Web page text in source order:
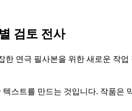
검토 전사
한 연극 필사본을 위한 새로운 작
스트를 만드는 것입니다. 작품은